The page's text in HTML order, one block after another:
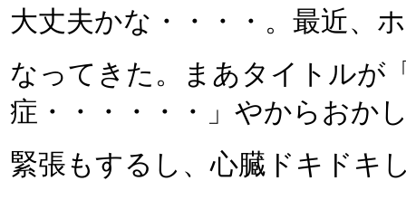
大丈夫かな・・・・。最近、
なってきた。まあタイトルが
症・・・・・・」やからおか
緊張もするし、心臓ドキドキ